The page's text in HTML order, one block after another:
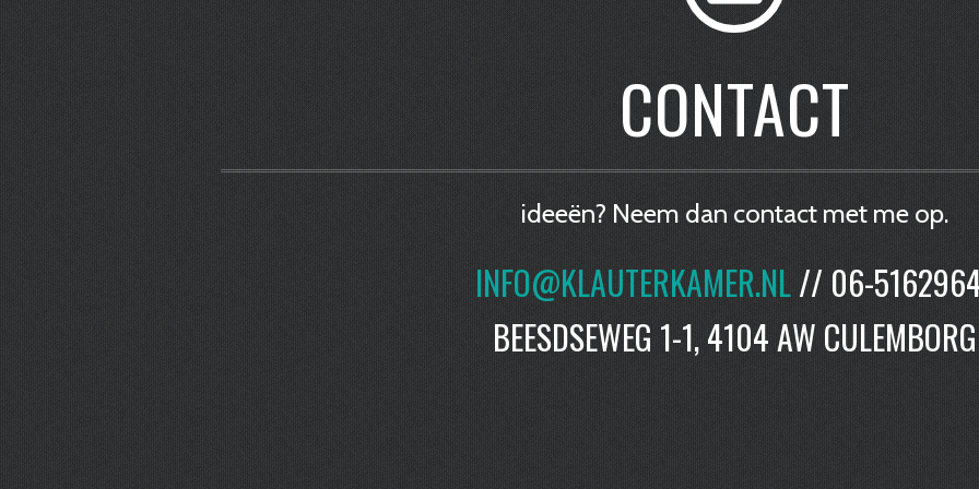
CONTACT
ideeën? Neem dan contact met me op.
INFO@KLAUTERKAMER.NL// 06-
BEESDSEWEG 1-1, 4104 AW CULEMBORG